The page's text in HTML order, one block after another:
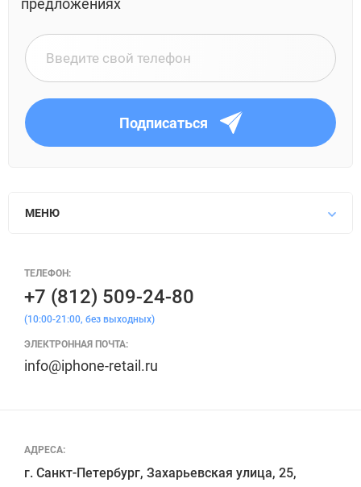
предложениях
Подписаться
МЕНЮ
АДРЕСА:
г. Санкт-Петербург, Захарьевская улица, 25,
ТЕЛЕФОН:
+7 (812) 509-24-80
(10:00-21:00, без выходных)
ЭЛЕКТРОННАЯ ПОЧТА:
info@iphone-retail.ru